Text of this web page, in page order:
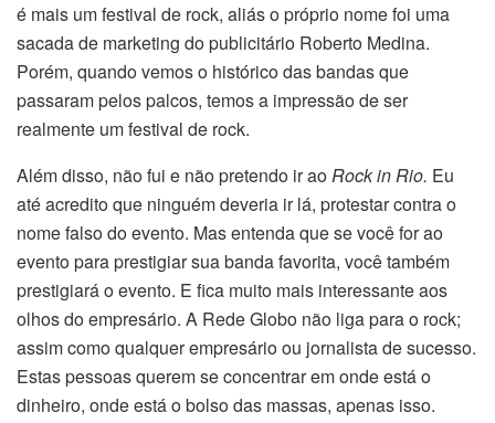
é mais um festival de rock, aliás o próprio nome foi uma
sacada de marketing do publicitário Roberto Medina.
Porém, quando vemos o histórico das bandas que
passaram pelos palcos, temos a impressão de ser
realmente um festival de rock.
Além disso, não fui e não pretendo ir aoRock in Rio. Eu
até acredito que ninguém deveria ir lá, protestar contra o
nome falso do evento. Mas entenda que se você for ao
evento para prestigiar sua banda favorita, você também
prestigiará o evento. E fica muito mais interessante aos
olhos do empresário. A Rede Globo não liga para o rock;
assim como qualquer empresário ou jornalista de sucesso.
Estas pessoas querem se concentrar em onde está o
dinheiro, onde está o bolso das massas, apenas isso.